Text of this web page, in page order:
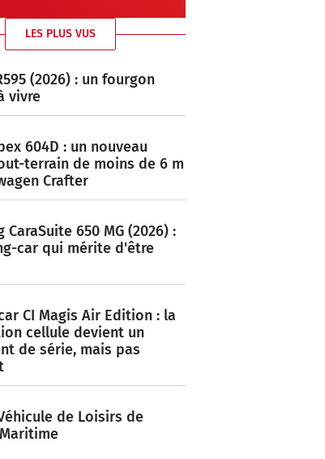
LES PLUS VUS
(2026) : un fourgon
vivre
604D : un nouveau
terrain de moins de 6 m
Crafter
CaraSuite 650 MG (2026) :
car qui mérite d'être
CI Magis Air Edition : la
cellule devient un
de série, mais pas
de Loisirs de